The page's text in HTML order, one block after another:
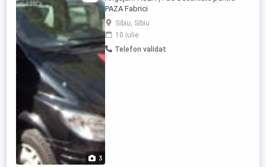
3
PAZA Fabrici
Sibiu, Sibiu
10 iulie
Telefon validat